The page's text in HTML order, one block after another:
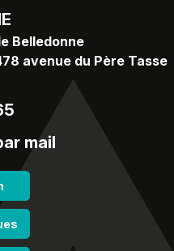
Belledonne
avenue du Père Tasse
mail